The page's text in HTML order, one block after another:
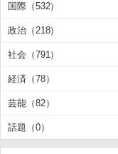
国際（532）
政治（218）
社会（791）
経済（78）
芸能（82）
話題（0）